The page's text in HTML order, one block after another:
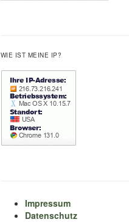
WIE IST MEINE IP?
Impressum
Datenschutz